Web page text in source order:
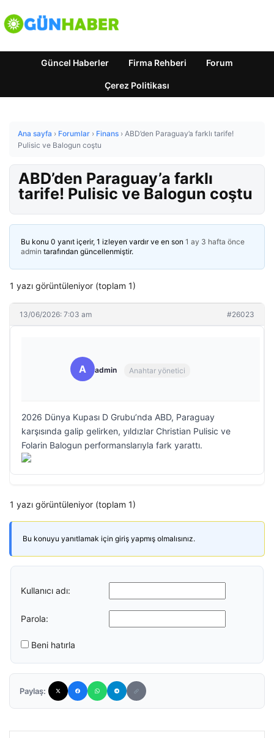
Güncel Haberler Firma Rehberi Forum
Çerez Politikası
Ana sayfa › Forumlar › Finans › ABD’den Paraguay’a farklı tarife!
Pulisic ve Balogun coştu
ABD’den Paraguay’a farklı
tarife! Pulisic ve Balogun coştu
Bu konu 0 yanıt içerir, 1 izleyen vardır ve en son 1 ay 3 hafta önce
admin tarafından güncellenmiştir.
1 yazı görüntüleniyor (toplam 1)
13/06/2026: 7:03 am #26023
A admin Anahtar yönetici
2026 Dünya Kupası D Grubu’nda ABD, Paraguay
karşısında galip gelirken, yıldızlar Christian Pulisic ve
Folarin Balogun performanslarıyla fark yarattı.
1 yazı görüntüleniyor (toplam 1)
Bu konuyu yanıtlamak için giriş yapmış olmalısınız.
Kullanıcı adı:
Parola:
Beni hatırla
Paylaş: